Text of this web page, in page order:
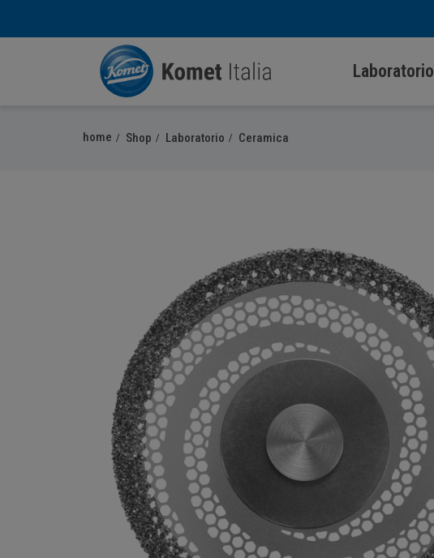
Laboratorio
home Shop Laboratorio Ceramica